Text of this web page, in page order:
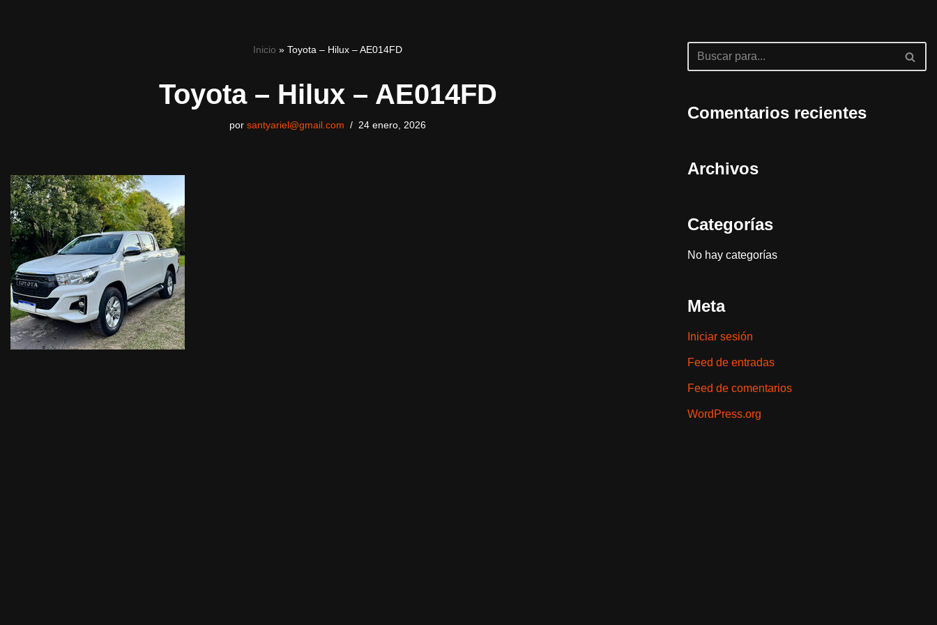
Inicio »Toyota – Hilux – AE014FD
Toyota – Hilux – AE014FD
porsantyariel@gmail.com 24 enero, 2026
Comentarios recientes
Archivos
Categorías
No hay categorías
Meta
Iniciar sesión
Feed de entradas
Feed de comentarios
WordPress.org